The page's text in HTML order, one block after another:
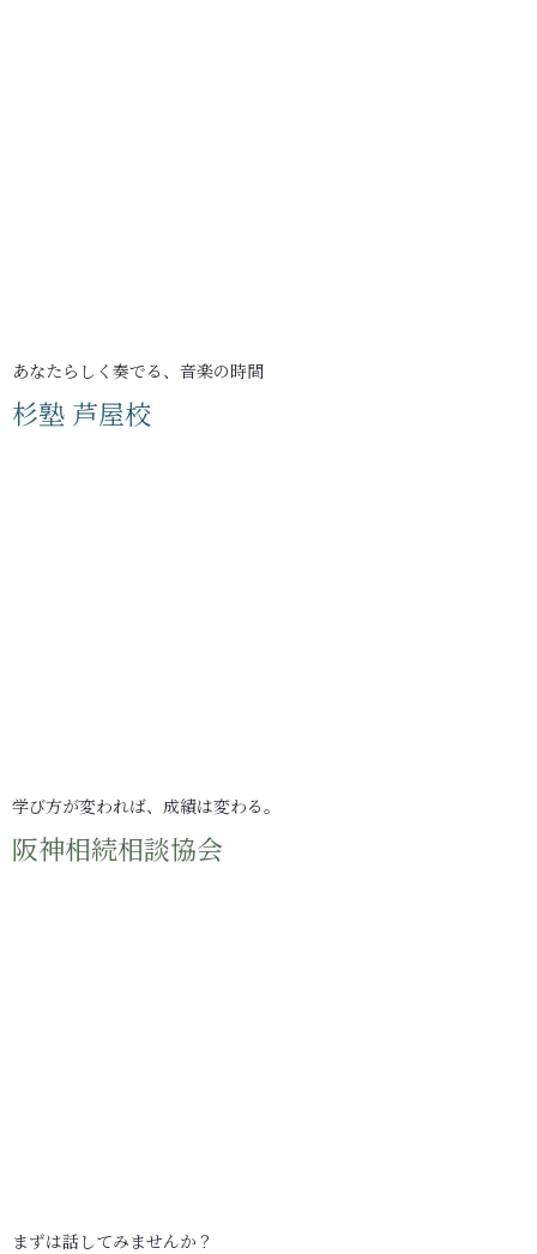
あなたらしく奏でる、音楽の時間
杉塾 芦屋校
学び方が変われば、成績は変わる。
阪神相続相談協会
まずは話してみませんか？